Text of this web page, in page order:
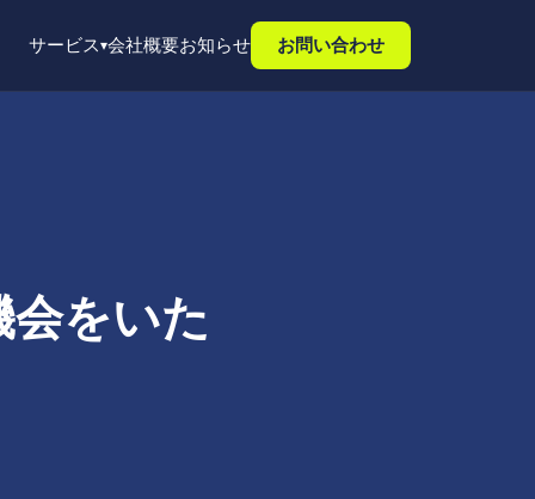
サービス▾会社概要お知らせ お問い合わせ
をいた